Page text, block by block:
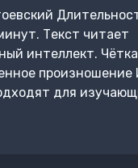
Текст читает
интеллект.
произношение
для